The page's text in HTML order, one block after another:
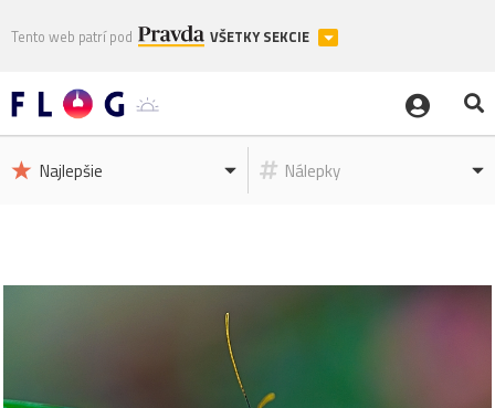
Tento web patrí pod VŠETKY SEKCIE
Najlepšie Nálepky